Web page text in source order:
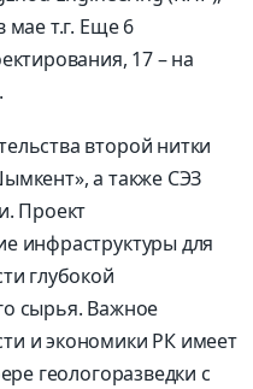
мае т.г. Еще 6
17 – на
второй нитки
а также СЭЗ
Проект
инфраструктуры для
глубокой
сырья. Важное
и экономики РК имеет
геологоразведки с